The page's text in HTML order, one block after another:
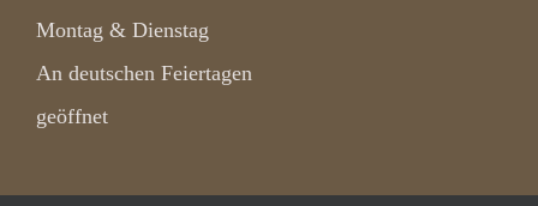
Montag & Dienstag
An deutschen Feiertagen
geöffnet